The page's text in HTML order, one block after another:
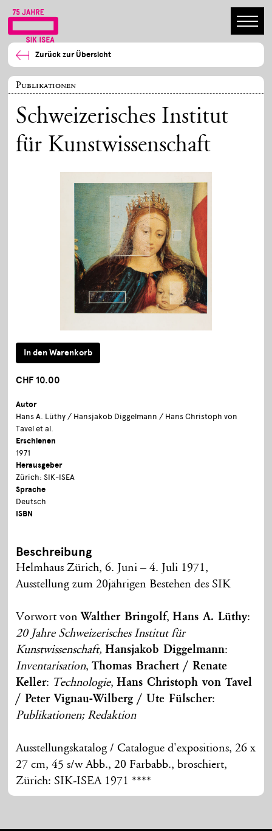
Zurück zur Übersicht
Publikationen
Schweizerisches Institut
für Kunstwissenschaft
CHF 10.00
Autor
Hans A. Lüthy / Hansjakob Diggelmann / Hans Christoph von
Tavel et al.
Erschienen
1971
Herausgeber
Zürich: SIK-ISEA
Sprache
Deutsch
ISBN
Beschreibung
Helmhaus Zürich, 6. Juni – 4. Juli 1971,
Ausstellung zum 20jährigen Bestehen des SIK
Vorwort vonWalther Bringolf,Hans A. Lüthy:
20 Jahre Schweizerisches Institut für
Kunstwissenschaft,Hansjakob Diggelmann:
Inventarisation,Thomas Brachert / Renate
Keller: Technologie,Hans Christoph von Tavel
/ Peter Vignau-Wilberg / Ute Fülscher:
Publikationen; Redaktion
Ausstellungskatalog / Catalogue d'expositions, 26 x
27 cm, 45 s/w Abb., 20 Farbabb., broschiert,
Zürich: SIK-ISEA 1971 ****